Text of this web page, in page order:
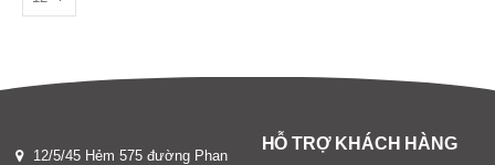
12/5/45 Hẻm 575 đường Phan
HỖ TRỢ KHÁCH HÀNG